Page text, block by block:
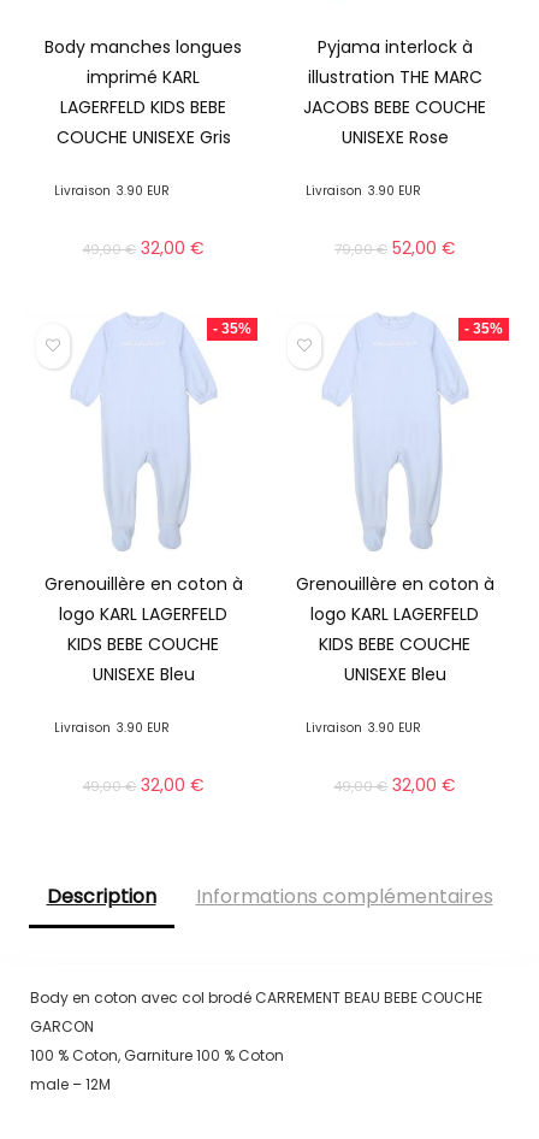
Body manches longues
imprimé KARL
LAGERFELD KIDS BEBE
COUCHE UNISEXE Gris
Livraison 3.90 EUR
49,00€ 32,00€
Pyjama interlock à
illustration THE MARC
JACOBS BEBE COUCHE
UNISEXE Rose
Livraison 3.90 EUR
79,00€ 52,00 €
- 35%
Grenouillère en coton à
logo KARL LAGERFELD
KIDS BEBE COUCHE
UNISEXE Bleu
Livraison 3.90 EUR
49,00€ 32,00€
- 35%
Grenouillère en coton à
logo KARL LAGERFELD
KIDS BEBE COUCHE
UNISEXE Bleu
Livraison 3.90 EUR
49,00€ 32,00€
Description Informations complémentaires
Body en coton avec col brodé CARREMENT BEAU BEBE COUCHE
GARCON
100 % Coton, Garniture 100 % Coton
male – 12M